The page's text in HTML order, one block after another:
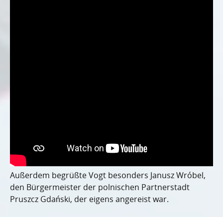
Außerdem begrüßte Vogt besonders Janusz Wróbel,
den Bürgermeister der polnischen Partnerstadt
Pruszcz Gdański, der eigens angereist war.